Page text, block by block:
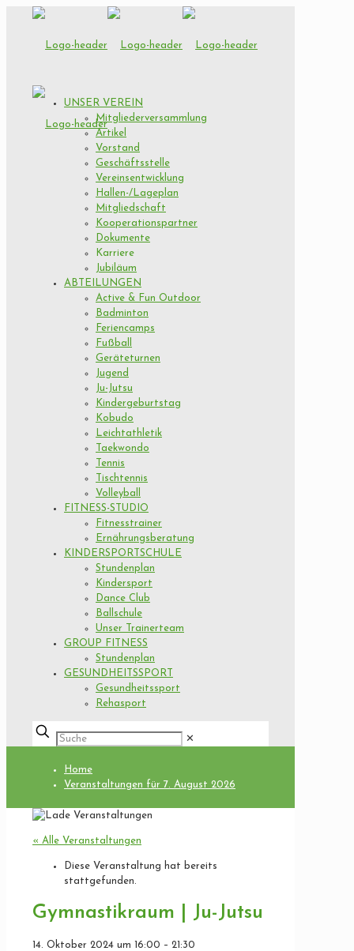
UNSER VEREIN
Mitgliederversammlung
Artikel
Vorstand
Geschäftsstelle
Vereinsentwicklung
Hallen-/Lageplan
Mitgliedschaft
Kooperationspartner
Dokumente
Karriere
Jubiläum
ABTEILUNGEN
Active & Fun Outdoor
Badminton
Feriencamps
Fußball
Geräteturnen
Jugend
Ju-Jutsu
Kindergeburtstag
Kobudo
Leichtathletik
Taekwondo
Tennis
Tischtennis
Volleyball
FITNESS-STUDIO
Fitnesstrainer
Ernährungsberatung
KINDERSPORTSCHULE
Stundenplan
Kindersport
Dance Club
Ballschule
Unser Trainerteam
GROUP FITNESS
Stundenplan
GESUNDHEITSSPORT
Gesundheitssport
Rehasport
✕
Home
Veranstaltungen für 7. August 2026
« Alle Veranstaltungen
Diese Veranstaltung hat bereits
stattgefunden.
Gymnastikraum | Ju-Jutsu
14. Oktober 2024 um 16:00 – 21:30